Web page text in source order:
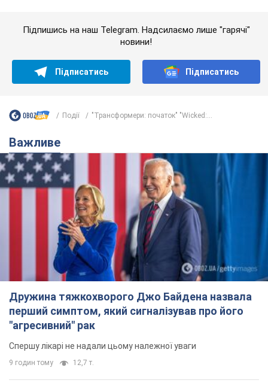
Підпишись на наш Telegram. Надсилаємо лише "гарячі"
новини!
Підписатись Підписатись
Події "Трансформери: початок" "Wicked:...
Важливе
Дружина тяжкохворого Джо Байдена назвала
перший симптом, який сигналізував про його
"агресивний" рак
Спершу лікарі не надали цьому належної уваги
9 годин тому 12,7 т.